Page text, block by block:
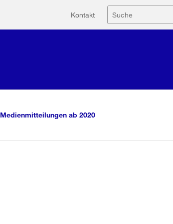
Hilfsnavigation
Kontakt Suche
Medienmitteilungen ab 2020